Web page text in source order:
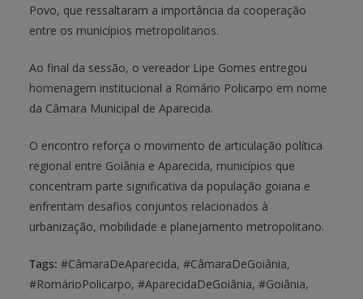
Povo, que ressaltaram a importância da cooperação
entre os municípios metropolitanos.
Ao final da sessão, o vereador Lipe Gomes entregou
homenagem institucional a Romário Policarpo em nome
da Câmara Municipal de Aparecida.
O encontro reforça o movimento de articulação política
regional entre Goiânia e Aparecida, municípios que
concentram parte significativa da população goiana e
enfrentam desafios conjuntos relacionados à
urbanização, mobilidade e planejamento metropolitano.
Tags: #CâmaraDeAparecida, #CâmaraDeGoiânia,
#RomárioPolicarpo, #AparecidaDeGoiânia, #Goiânia,